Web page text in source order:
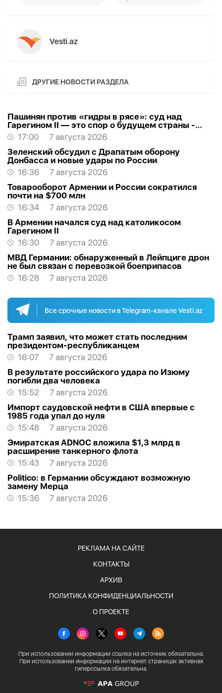
Vesti.az
ДРУГИЕ НОВОСТИ РАЗДЕЛА
Пашинян против «гидры в рясе»: суд над
Гарегином II — это спор о будущем страны -
МНЕНИЕ
17:00
7 августа 2026
Зеленский обсудил с Драпатым оборону
Донбасса и новые удары по России
16:36
7 августа 2026
Товарооборот Армении и России сократился
почти на $700 млн
16:34
7 августа 2026
В Армении начался суд над католикосом
Гарегином II
16:30
7 августа 2026
МВД Германии: обнаруженный в Лейпциге дрон
не был связан с перевозкой боеприпасов
16:28
7 августа 2026
Все срочные новости в Telegram-канале Vesti.az
Трамп заявил, что может стать последним
президентом-республиканцем
16:07
7 августа 2026
В результате российского удара по Изюму
погибли два человека
15:52
7 августа 2026
Импорт саудовской нефти в США впервые с
1985 года упал до нуля
15:48
7 августа 2026
Эмиратская ADNOC вложила $1,3 млрд в
расширение танкерного флота
15:43
7 августа 2026
Politico: в Германии обсуждают возможную
замену Мерца
15:36
7 августа 2026
РЕКЛАМА НА САЙТЕ
КОНТАКТЫ
АРХИВ
ПОЛИТИКА КОНФИДЕНЦИАЛЬНОСТИ
О ПРОЕКТЕ
При использовании информации ссылка на источник обязательна.
При использовании информации на интернет страницах активная
гиперссылка обязательна.